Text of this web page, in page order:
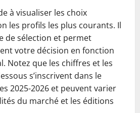
à visualiser les choix
les profils les plus courants. Il
de sélection et permet
votre décision en fonction
Notez que les chiffres et les
s’inscrivent dans le
2025-2026 et peuvent varier
du marché et les éditions